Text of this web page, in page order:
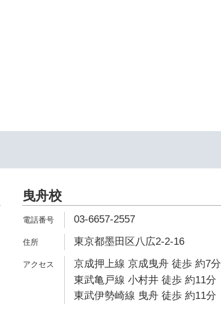
曳舟校
03-6657-2557
東京都墨田区八広2-2-16
京成押上線 京成曳舟 徒歩 約7分
東武亀戸線 小村井 徒歩 約11分
東武伊勢崎線 曳舟 徒歩 約11分